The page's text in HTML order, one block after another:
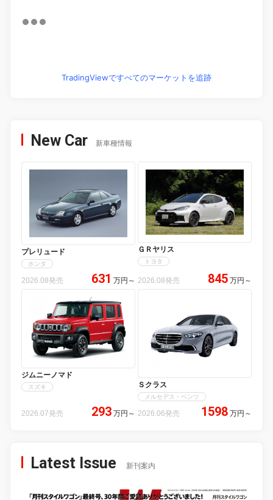
TradingViewですべてのマーケットを追跡
New Car 新車種情報
プレリュード
ホンダ
2026.08発売 631 万円 ～
ＧＲヤリス
トヨタ
2026.08発売 845 万円 ～
ジムニーノマド
スズキ
2026.07発売 293 万円 ～
Ｓクラス
メルセデス・ベンツ
2026.06発売 1598 万円 ～
Latest Issue 新刊案内